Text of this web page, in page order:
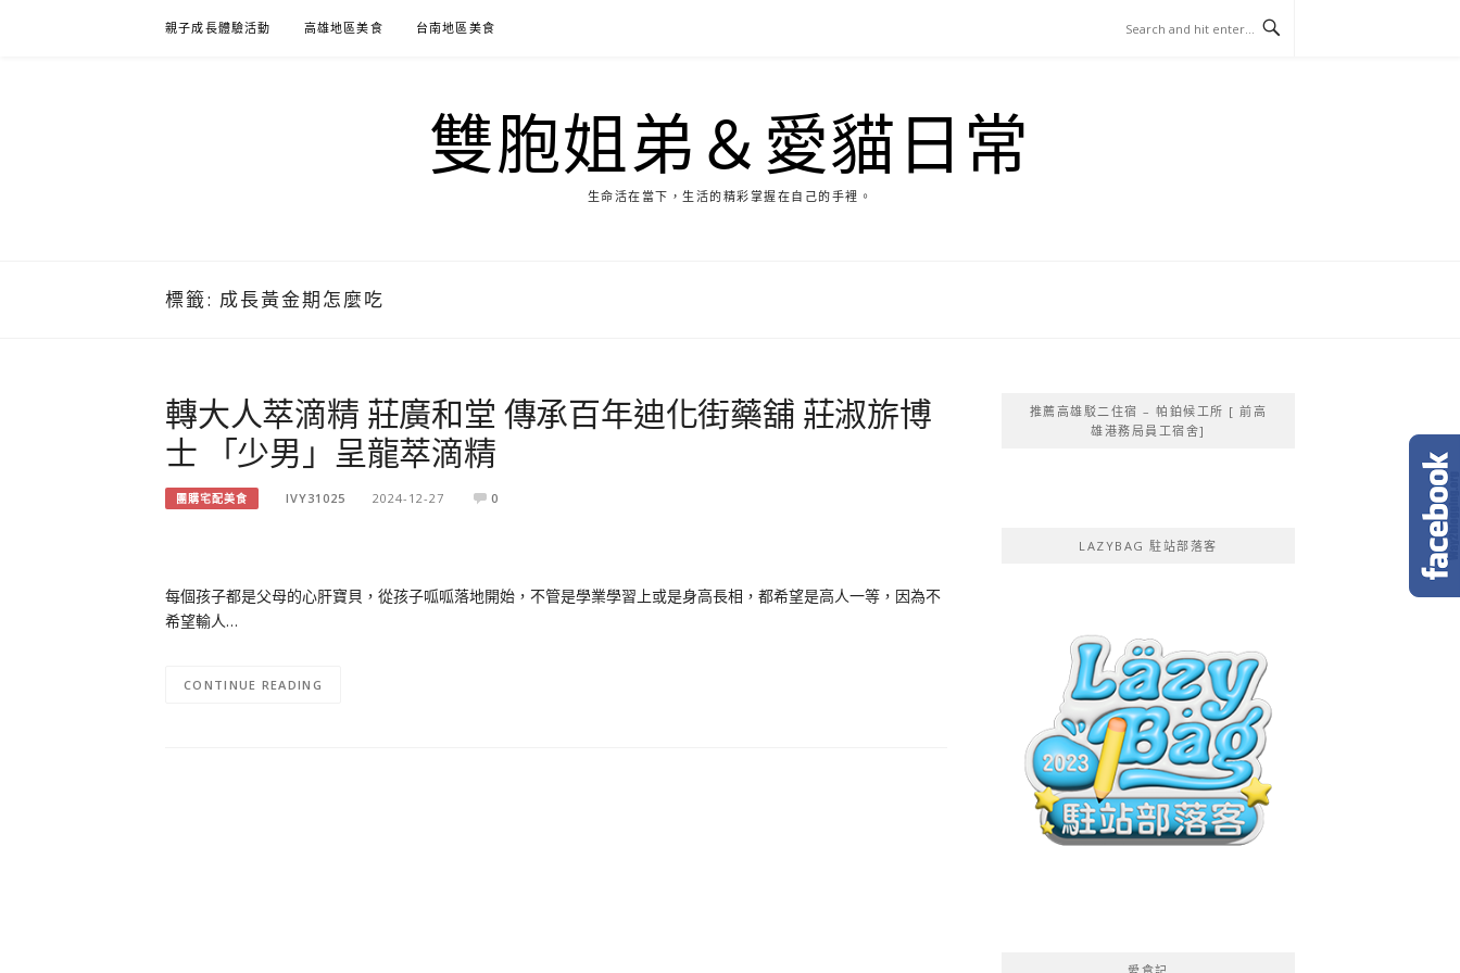
親子成長體驗活動 高雄地區美食 台南地區美食
雙胞姐弟＆愛貓日常
生命活在當下，生活的精彩掌握在自己的手裡。
標籤: 成長黃金期怎麼吃
轉大人萃滴精 莊廣和堂 傳承百年迪化街藥舖 莊淑旂博
士 「少男」呈龍萃滴精
團購宅配美食 IVY31025 2024-12-27 0
每個孩子都是父母的心肝寶貝，從孩子呱呱落地開始，不管是學業學習上或是身高長相，都希望是高人一等，因為不
希望輸人…
CONTINUE READING
推薦高雄駁二住宿 – 帕鉑候工所 [ 前高
雄港務局員工宿舍]
LAZYBAG 駐站部落客